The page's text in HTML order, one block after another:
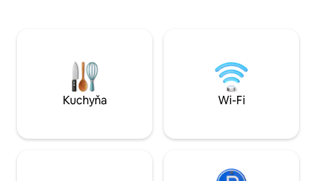
Autá majú uzavretú garáž. Ideálna voľba
pre relaxáciu a spoločné zážitky v
blízkosti jazera Balaton.
Kuchyňa Wi-Fi